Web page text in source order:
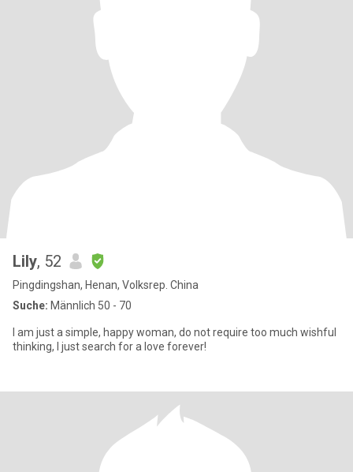
Lily, 52
Pingdingshan, Henan, Volksrep. China
Suche: Männlich 50 - 70
I am just a simple, happy woman, do not require too much wishful
thinking, I just search for a love forever!